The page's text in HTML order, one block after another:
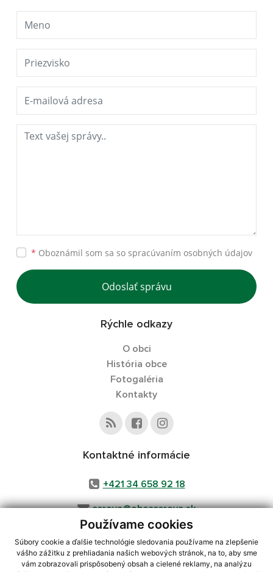
Používame cookies
Súbory cookie a ďalšie technológie sledovania používame na zlepšenie
vášho zážitku z prehliadania našich webových stránok, na to, aby sme
vám zobrazovali prispôsobený obsah a cielené reklamy, na analýzu
* Oboznámil som sa so spracúvaním osobných údajov
Odoslať správu
Rýchle odkazy
O obci
História obce
Fotogaléria
Kontakty
Kontaktné informácie
+421 34 658 92 18
cerova@obeccerova.sk
využite možnosť získavania aktuálnych informácií s využitím RSS